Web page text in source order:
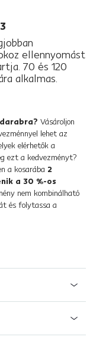
ellennyomást
70 és 120
alkalmas.
Vásároljon
lehet az
elérhetők a
ezt a kedvezményt?
a kosarába 2
a 30 %-os
nem kombinálható
és folytassa a